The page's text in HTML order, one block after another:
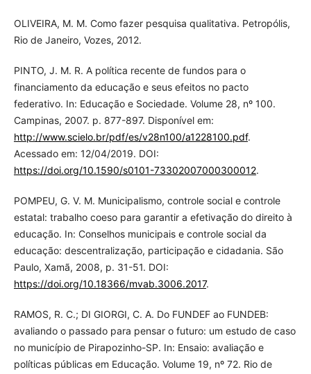
OLIVEIRA, M. M. Como fazer pesquisa qualitativa. Petropólis,
Rio de Janeiro, Vozes, 2012.
PINTO, J. M. R. A política recente de fundos para o
financiamento da educação e seus efeitos no pacto
federativo. In: Educação e Sociedade. Volume 28, nº 100.
Campinas, 2007. p. 877-897. Disponível em:
http://www.scielo.br/pdf/es/v28n100/a1228100.pdf.
Acessado em: 12/04/2019. DOI:
https://doi.org/10.1590/s0101-73302007000300012.
POMPEU, G. V. M. Municipalismo, controle social e controle
estatal: trabalho coeso para garantir a efetivação do direito à
educação. In: Conselhos municipais e controle social da
educação: descentralização, participação e cidadania. São
Paulo, Xamã, 2008, p. 31-51. DOI:
https://doi.org/10.18366/mvab.3006.2017.
RAMOS, R. C.; DI GIORGI, C. A. Do FUNDEF ao FUNDEB:
avaliando o passado para pensar o futuro: um estudo de caso
no município de Pirapozinho-SP. In: Ensaio: avaliação e
políticas públicas em Educação. Volume 19, nº 72. Rio de